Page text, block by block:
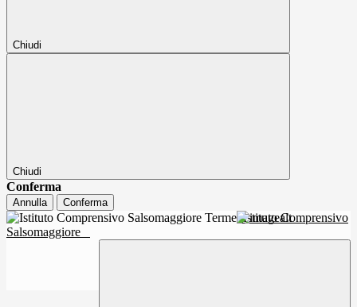
Chiudi
Chiudi
Conferma
Annulla Conferma
Istituto Comprensivo
Salsomaggiore